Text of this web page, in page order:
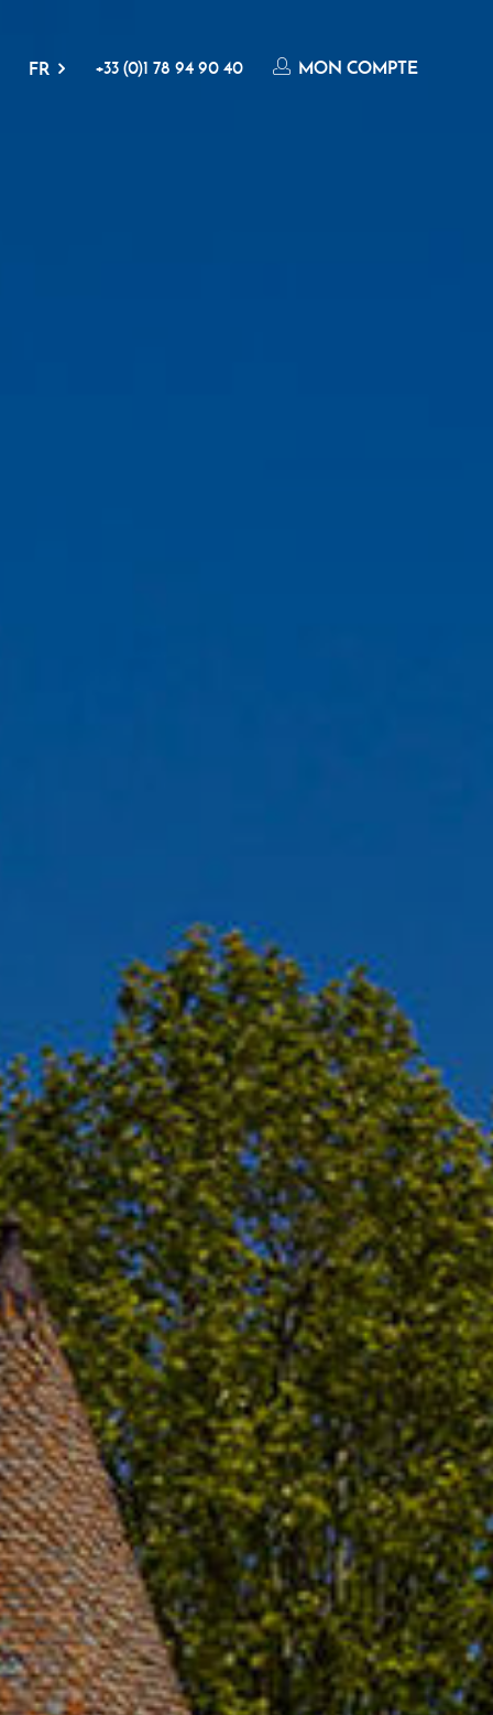
FR +33 (0)1 78 94 90 40 MON COMPTE